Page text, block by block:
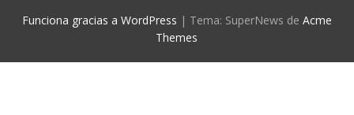
Funciona gracias a WordPress | Tema: SuperNews de Acme
Themes